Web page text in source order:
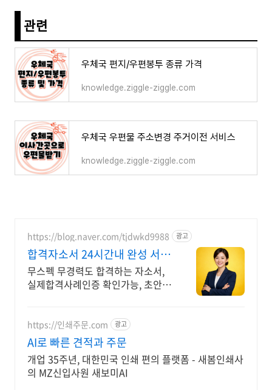
관련
우체국 편지/우편봉투 종류 가격
knowledge.ziggle-ziggle.com
우체국 우편물 주소변경 주거이전 서비스
knowledge.ziggle-ziggle.com
https://blog.naver.com/tjdwkd9988 광고
합격자소서 24시간내 완성 서류
합격의 비밀
무스펙 무경력도 합격하는 자소서,
실제합격사례인증 확인가능, 초안없
https://인쇄주문.com 광고
AI로 빠른 견적과 주문
개업 35주년, 대한민국 인쇄 편의 플랫폼 - 새봄인쇄사
의 MZ신입사원 새보미AI